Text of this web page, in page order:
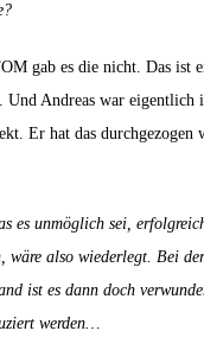
gab es die nicht. Das ist
. Und Andreas war eigentlich
Er hat das durchgezogen
es unmöglich sei,
wäre also wiederlegt. Bei
ist es dann doch
werden…